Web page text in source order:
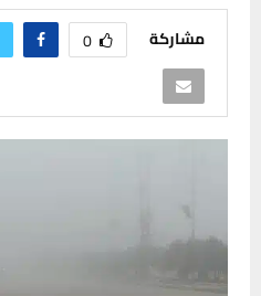
مشاركة 0